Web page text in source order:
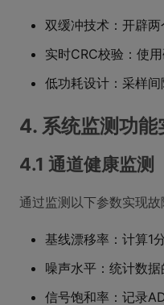
双缓冲技术：开辟
实时CRC校验：使
低功耗设计：采样
4. 系统监测功能
4.1 通道健康监测
通过监测以下参数实现故
基线漂移率：计算1
噪声水平：统计数
信号饱和率：记录